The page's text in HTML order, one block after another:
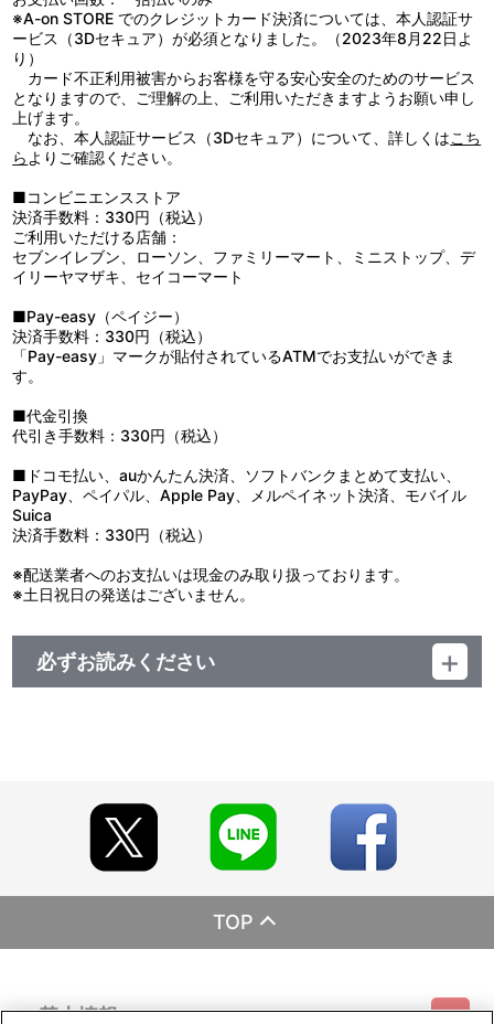
2：ＤＥＳＩＲＥ ＳＨＯＷ
3：光のａｃｃｏｒｄ （ｏｆｆ ｖｏｃａｌ）
4：ＤＥＳＩＲＥ ＳＨＯＷ （ｏｆｆ ｖｏｃａｌ）
※A-on STORE でのクレジットカード決済については、本人認証サ
ービス（3Dセキュア）が必須となりました。（2023年8月22日よ
り）
カード不正利用被害からお客様を守る安心安全のためのサービス
となりますので、ご理解の上、ご利用いただきますようお願い申し
上げます。
なお、本人認証サービス（3Dセキュア）について、詳しくはこち
ら よりご確認ください。
■コンビニエンスストア
決済手数料：330円（税込）
ご利用いただける店舗：
セブンイレブン、ローソン、ファミリーマート、ミニストップ、デ
イリーヤマザキ、セイコーマート
■Pay-easy（ペイジー）
決済手数料：330円（税込）
「Pay-easy」マークが貼付されているATMでお支払いができま
す。
■代金引換
代引き手数料：330円（税込）
■ドコモ払い、auかんたん決済、ソフトバンクまとめて支払い、
PayPay、ペイパル、Apple Pay、メルペイネット決済、モバイル
Suica
決済手数料：330円（税込）
※配送業者へのお支払いは現金のみ取り扱っております。
※土日祝日の発送はございません。
必ずお読みください
TOP
基本情報